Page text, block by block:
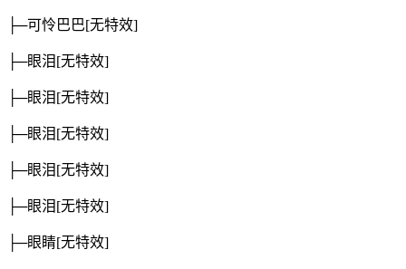
├─可怜巴巴[无特效]
├─眼泪[无特效]
├─眼泪[无特效]
├─眼泪[无特效]
├─眼泪[无特效]
├─眼泪[无特效]
├─眼睛[无特效]